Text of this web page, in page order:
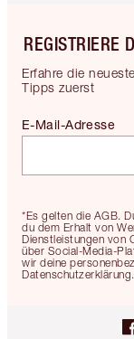
REGISTRIERE
Erfahre die
Tipps zuerst
*Es gelten die AGB.
du dem Erhalt von
Dienstleistungen von
über Social-Media-
wir deine
Datenschutzerklärung.
E-Mail-Adresse